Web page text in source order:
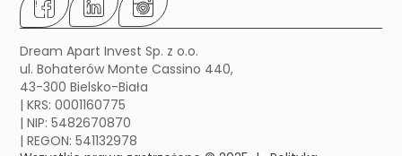
Dream Apart Invest Sp. z o.o.
ul. Bohaterów Monte Cassino 440,
43-300 Bielsko-Biała
| KRS: 0001160775
| NIP: 5482670870
| REGON: 541132978